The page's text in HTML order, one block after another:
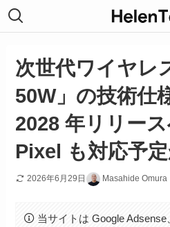
次世代ワイヤレ
50W」の技術仕
2028 年リリー
Pixel も対応予
2026年6月29日 Masahide Omura
当サイトは Google